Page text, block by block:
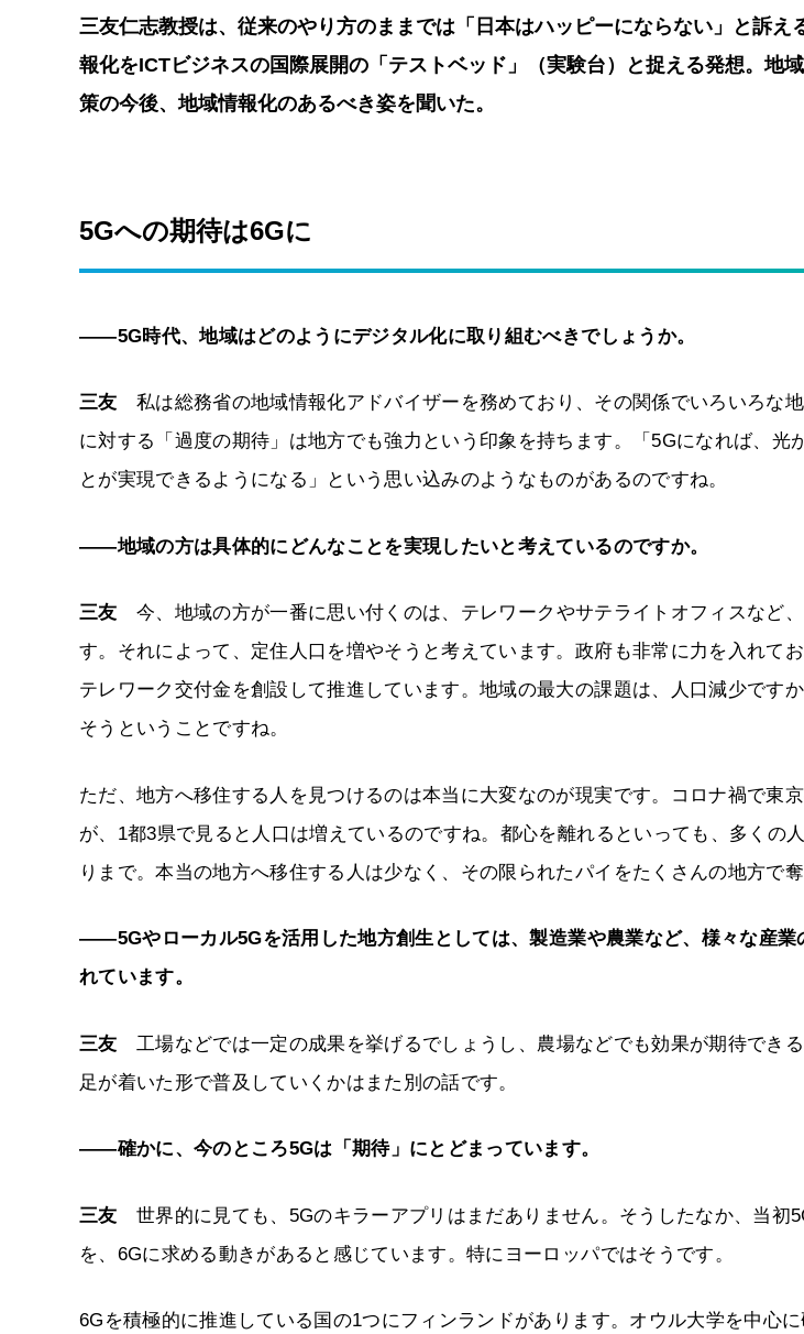
三友仁志教授は、従来のやり方のままでは「日本はハッピーにならない」と訴え
報化をICTビジネスの国際展開の「テストベッド」（実験台）と捉える発想。地
策の今後、地域情報化のあるべき姿を聞いた。
5Gへの期待は6Gに
――5G時代、地域はどのようにデジタル化に取り組むべきでしょうか。
三友 私は総務省の地域情報化アドバイザーを務めており、その関係でいろいろな
に対する「過度の期待」は地方でも強力という印象を持ちます。「5Gになれば、光
とが実現できるようになる」という思い込みのようなものがあるのですね。
――地域の方は具体的にどんなことを実現したいと考えているのですか。
三友 今、地域の方が一番に思い付くのは、テレワークやサテライトオフィスなど
す。それによって、定住人口を増やそうと考えています。政府も非常に力を入れて
テレワーク交付金を創設して推進しています。地域の最大の課題は、人口減少です
そうということですね。
ただ、地方へ移住する人を見つけるのは本当に大変なのが現実です。コロナ禍で東
が、1都3県で見ると人口は増えているのですね。都心を離れるといっても、多くの
りまで。本当の地方へ移住する人は少なく、その限られたパイをたくさんの地方で
――5Gやローカル5Gを活用した地方創生としては、製造業や農業など、様々な産業
れています。
三友 工場などでは一定の成果を挙げるでしょうし、農場などでも効果が期待でき
足が着いた形で普及していくかはまた別の話です。
――確かに、今のところ5Gは「期待」にとどまっています。
三友 世界的に見ても、5Gのキラーアプリはまだありません。そうしたなか、当初
を、6Gに求める動きがあると感じています。特にヨーロッパではそうです。
6Gを積極的に推進している国の1つにフィンランドがあります。オウル大学を中心